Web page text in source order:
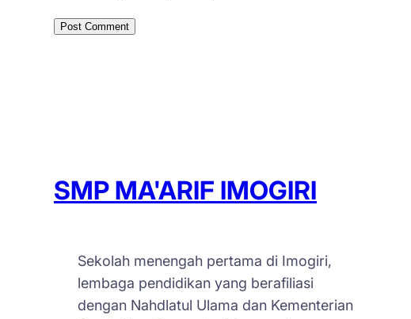
SMP MA'ARIF IMOGIRI
Sekolah menengah pertama di Imogiri,
lembaga pendidikan yang berafiliasi
dengan Nahdlatul Ulama dan Kementerian